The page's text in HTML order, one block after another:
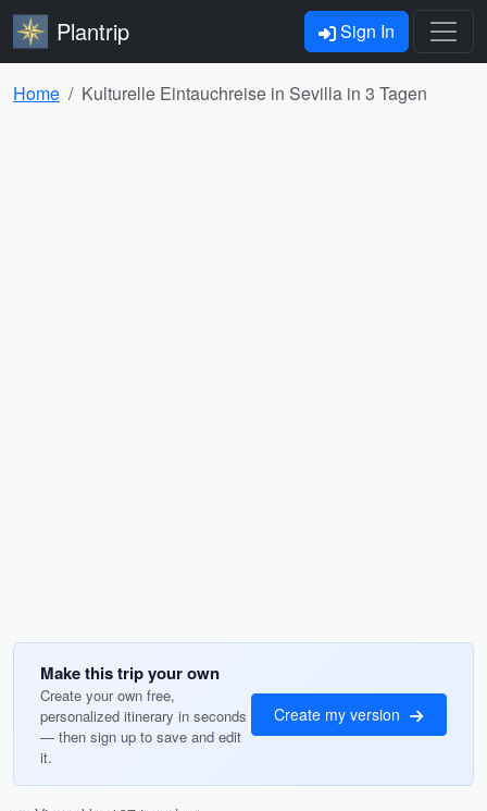
Plantrip Sign In
Home Kulturelle Eintauchreise in Sevilla in 3 Tagen
Make this trip your own
Create your own free,
personalized itinerary in seconds
— then sign up to save and edit
it.
Create my version